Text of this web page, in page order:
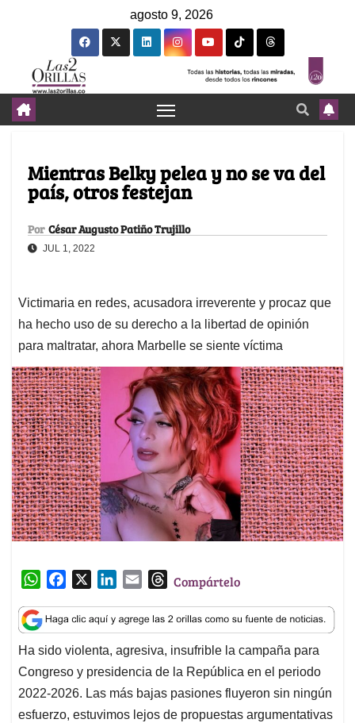
agosto 9, 2026
Mientras Belky pelea y no se va del
país, otros festejan
Por César Augusto Patiño Trujillo
JUL 1, 2022
Victimaria en redes, acusadora irreverente y procaz que
ha hecho uso de su derecho a la libertad de opinión
para maltratar, ahora Marbelle se siente víctima
W
a
t
s
A
p
p
c
e
b
o
o
k
n
k
e
d
I
n
a
i
l
T
r
e
a
d
s
Compártelo
Ha sido violenta, agresiva, insufrible la campaña para
Congreso y presidencia de la República en el periodo
2022-2026. Las más bajas pasiones fluyeron sin ningún
esfuerzo, estuvimos lejos de propuestas argumentativas